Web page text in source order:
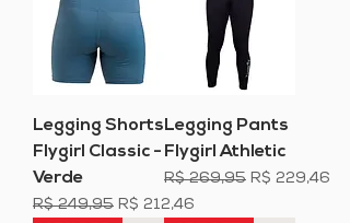
Legging Shorts
Flygirl Classic -
Verde
Preço normal
R$ 249,95 Preço promocional
R$ 212,46
Legging Pants
Flygirl Athletic
Preço normal
R$ 269,95 Preço
R$ 229,46